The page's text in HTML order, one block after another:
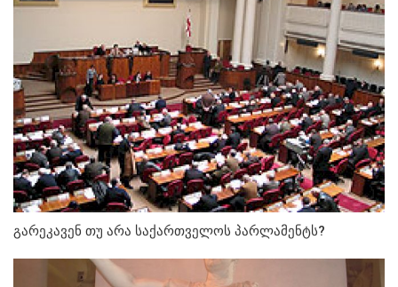
გარეკავენ თუ არა საქართველოს პარლამენტს?